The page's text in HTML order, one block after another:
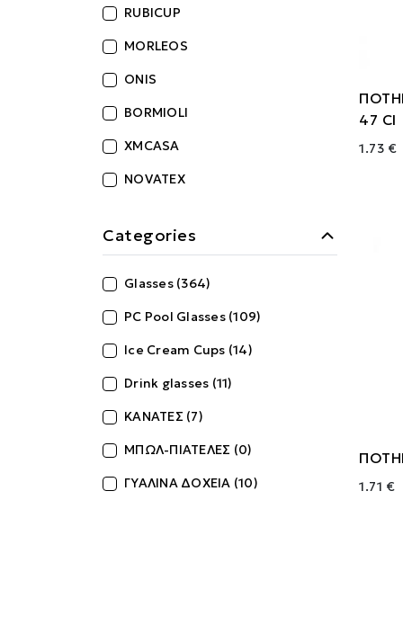
47 Cl
1.73 €
1.71 €
RUBICUP
MORLEOS
ONIS
BORMIOLI
XMCASA
NOVATEX
Categories
Glasses (364)
PC Pool Glasses (109)
Ice Cream Cups (14)
Drink glasses (11)
ΚΑΝΑΤΕΣ (7)
ΜΠΩΛ-ΠΙΑΤΕΛΕΣ (0)
ΓΥΑΛΙΝΑ ΔΟΧΕΙΑ (10)